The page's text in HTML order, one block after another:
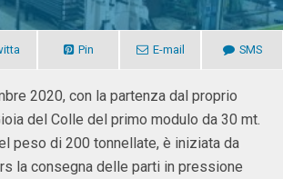
Pin E-mail SMS
2020, con la partenza dal proprio
del Colle del primo modulo da 30 mt.
peso di 200 tonnellate, è iniziata da
la consegna delle parti in pressione